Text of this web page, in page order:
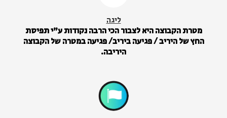
ליגה
מטרת הקבוצה היא לצבור הכי הרבה נקודות ע”י תפיסת
החץ של היריב / פגיעה ביריב/ פגיעה במטרה של הקבוצה
היריבה.